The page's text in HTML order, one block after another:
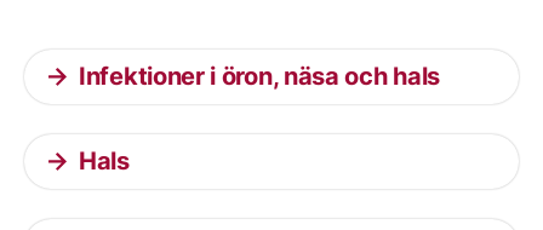
Infektioner i öron, näsa och hals
Hals